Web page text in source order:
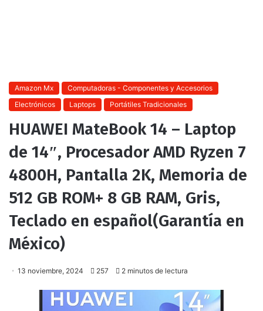
Amazon Mx
Computadoras - Componentes y Accesorios
Electrónicos
Laptops Portátiles Tradicionales
HUAWEI MateBook 14 – Laptop
de 14″, Procesador AMD Ryzen 7
4800H, Pantalla 2K, Memoria de
512 GB ROM+ 8 GB RAM, Gris,
Teclado en español(Garantía en
México)
13 noviembre, 2024 257 2 minutos de lectura